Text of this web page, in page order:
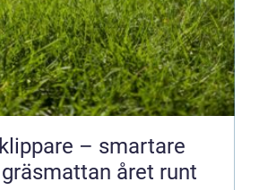
– smartare
året runt